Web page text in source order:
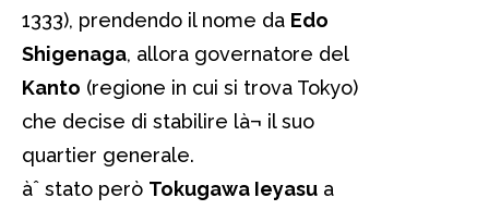
1333), prendendo il nome da Edo
Shigenaga, allora governatore del
Kanto (regione in cui si trova Tokyo)
che decise di stabilire là¬ il suo
quartier generale.
àˆ stato però Tokugawa Ieyasu a